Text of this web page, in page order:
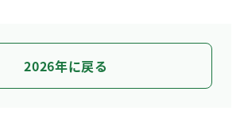
2026年に戻る